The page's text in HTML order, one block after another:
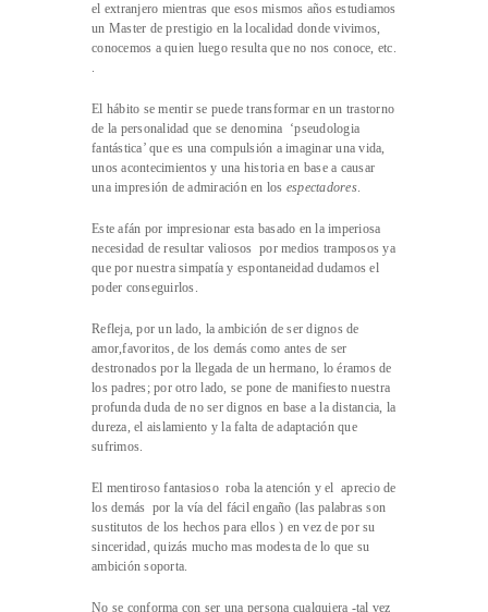
el extranjero mientras que esos mismos años estudiamos
un Master de prestigio en la localidad donde vivimos,
conocemos a quien luego resulta que no nos conoce, etc.
.
El hábito se mentir se puede transformar en un trastorno
de la personalidad que se denomina ‘pseudologia
fantástica’ que es una compulsión a imaginar una vida,
unos acontecimientos y una historia en base a causar
una impresión de admiración en los espectadores.
Este afán por impresionar esta basado en la imperiosa
necesidad de resultar valiosos por medios tramposos ya
que por nuestra simpatía y espontaneidad dudamos el
poder conseguirlos.
Refleja, por un lado, la ambición de ser dignos de
amor,favoritos, de los demás como antes de ser
destronados por la llegada de un hermano, lo éramos de
los padres; por otro lado, se pone de manifiesto nuestra
profunda duda de no ser dignos en base a la distancia, la
dureza, el aislamiento y la falta de adaptación que
sufrimos.
El mentiroso fantasioso roba la atención y el aprecio de
los demás por la vía del fácil engaño (las palabras son
sustitutos de los hechos para ellos ) en vez de por su
sinceridad, quizás mucho mas modesta de lo que su
ambición soporta.
No se conforma con ser una persona cualquiera -tal vez